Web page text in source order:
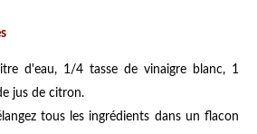
d'eau, 1/4 tasse de vinaigre blanc, 1
jus de citron.
tous les ingrédients dans un flacon